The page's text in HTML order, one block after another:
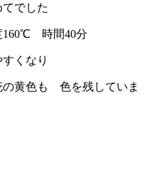
でした
160℃ 時間40分
くなり
黄色も 色を残していま